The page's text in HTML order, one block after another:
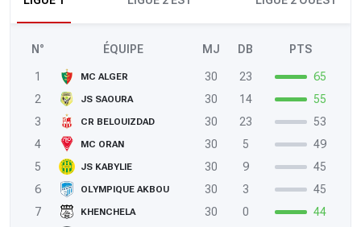
N° ÉQUIPE MJ DB PTS
1 MC ALGER 30 23
65
2
JS SAOURA 30 14
55
3
CR BELOUIZDAD 30 23
53
4
MC ORAN 30 5
49
5
JS KABYLIE 30 9
45
6
OLYMPIQUE AKBOU 30 3
45
7
KHENCHELA 30 0
44